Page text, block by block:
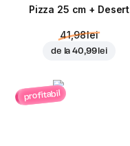
Pizza 25 cm + Desert
41,98 lei
de la40,99 lei
profitabil